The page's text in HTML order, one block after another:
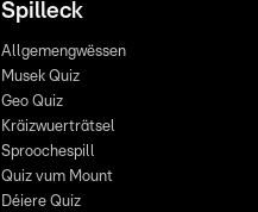
Spilleck
Allgemengwëssen
Musek Quiz
Geo Quiz
Kräizwuerträtsel
Sproochespill
Quiz vum Mount
Déiere Quiz